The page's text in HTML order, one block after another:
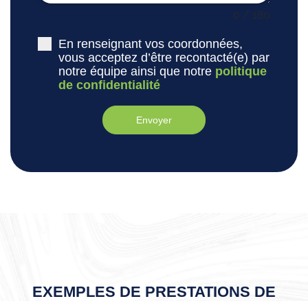
0 / 180
En renseignant vos coordonnées,
vous acceptez d’être recontacté(e) par
notre équipe ainsi que notre politique
de confidentialité
Envoyer
EXEMPLES DE PRESTATIONS DE